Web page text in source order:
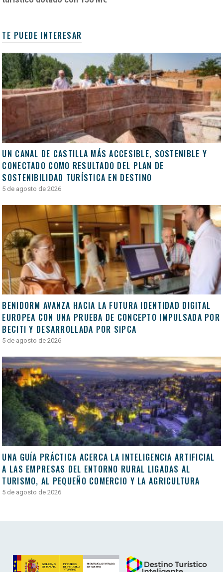
TE PUEDE INTERESAR
UN CANAL DE CASTILLA MÁS ACCESIBLE, SOSTENIBLE Y
CONECTADO COMO RESULTADO DEL PLAN DE
SOSTENIBILIDAD TURÍSTICA EN DESTINO
5 de agosto de 2026
BENIDORM AVANZA HACIA LA FUTURA IDENTIDAD DIGITAL
EUROPEA CON UNA PRUEBA DE CONCEPTO IMPULSADA POR
BECITI Y DESARROLLADA POR SIPCA
5 de agosto de 2026
UNA GUÍA PRÁCTICA ACERCA LA INTELIGENCIA ARTIFICIAL
A LAS EMPRESAS DEL ENTORNO RURAL LIGADAS AL
TURISMO, AL PEQUEÑO COMERCIO Y LA AGRICULTURA
5 de agosto de 2026